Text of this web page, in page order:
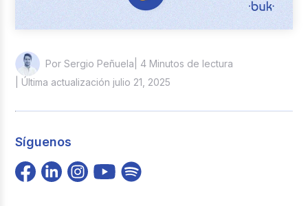
Por Sergio Peñuela | 4 Minutos de lectura
| Última actualización julio 21, 2025
Síguenos